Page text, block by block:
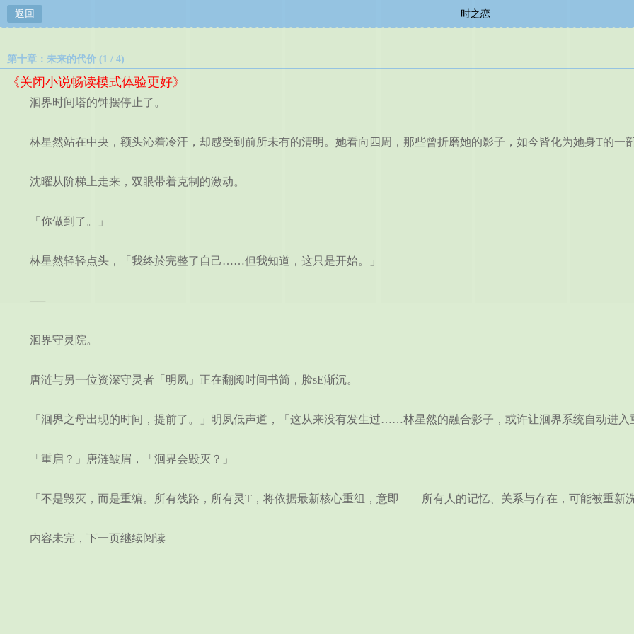
返回 时之恋
第十章：未来的代价 (1 / 4)
《关闭小说畅读模式体验更好》
洄界时间塔的钟摆停止了。
林星然站在中央，额头沁着冷汗，却感受到前所未有的清明。她看向四周，那些曾折磨她的影子，如今皆化为她身T的一
沈曜从阶梯上走来，双眼带着克制的激动。
「你做到了。」
林星然轻轻点头，「我终於完整了自己……但我知道，这只是开始。」
──
洄界守灵院。
唐涟与另一位资深守灵者「明夙」正在翻阅时间书简，脸sE渐沉。
「洄界之母出现的时间，提前了。」明夙低声道，「这从来没有发生过……林星然的融合影子，或许让洄界系统自动进入
「重启？」唐涟皱眉，「洄界会毁灭？」
「不是毁灭，而是重编。所有线路，所有灵T，将依据最新核心重组，意即——所有人的记忆、关系与存在，可能被重新洗
内容未完，下一页继续阅读